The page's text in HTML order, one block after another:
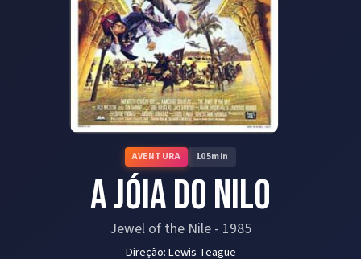
AVENTURA 105min
A Jóia do Nilo
Jewel of the Nile- 1985
Direção:Lewis Teague